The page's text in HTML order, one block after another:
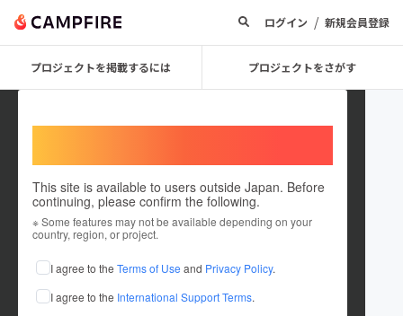
ログイン / 新規会員登録
プロジェクトを掲載するには プロジェクトをさがす
This site is available to users outside Japan. Before
continuing, please confirm the following.
※ Some features may not be available depending on your
country, region, or project.
I agree to the Terms of Use and Privacy Policy.
I agree to the International Support Terms.
吉嶋一葉（ヨシジマ）
これまでに1回支援して1件のプロジェクトを投稿しています
在住国：日本 現在地：香川県